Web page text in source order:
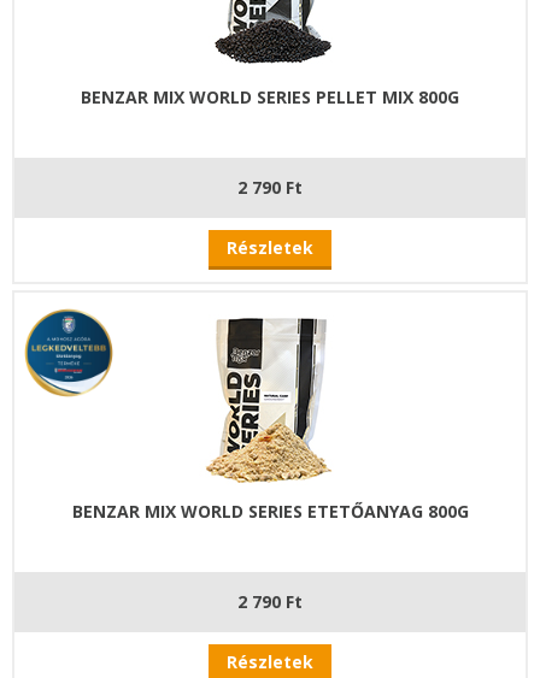
BENZAR MIX WORLD SERIES PELLET MIX 800G
2 790 Ft
Részletek
BENZAR MIX WORLD SERIES ETETŐANYAG 800G
2 790 Ft
Részletek